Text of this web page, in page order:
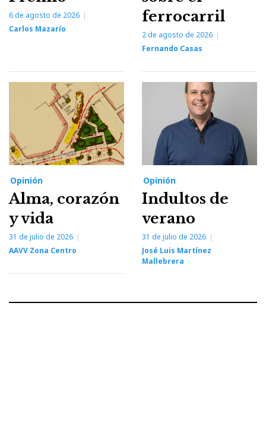
6 de agosto de 2026
Carlos Mazarío
ferrocarril
2 de agosto de 2026
Fernando Casas
Opinión
Alma, corazón
y vida
31 de julio de 2026
AAVV Zona Centro
Opinión
Indultos de
verano
31 de julio de 2026
José Luis Martínez
Mallebrera